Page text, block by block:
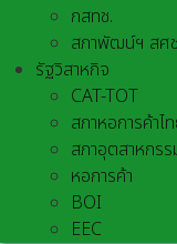
กสทช.
สภาพัฒน์ฯ สศ
รัฐวิสาหกิจ
CAT-TOT
สภาหอการค้าไ
สภาอุตสาหกรร
หอการค้า
BOI
EEC